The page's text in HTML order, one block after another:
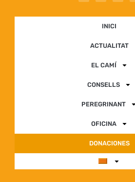
INICI
ACTUALITAT
EL CAMÍ
CONSELLS
PEREGRINANT
OFICINA
DONACIONES